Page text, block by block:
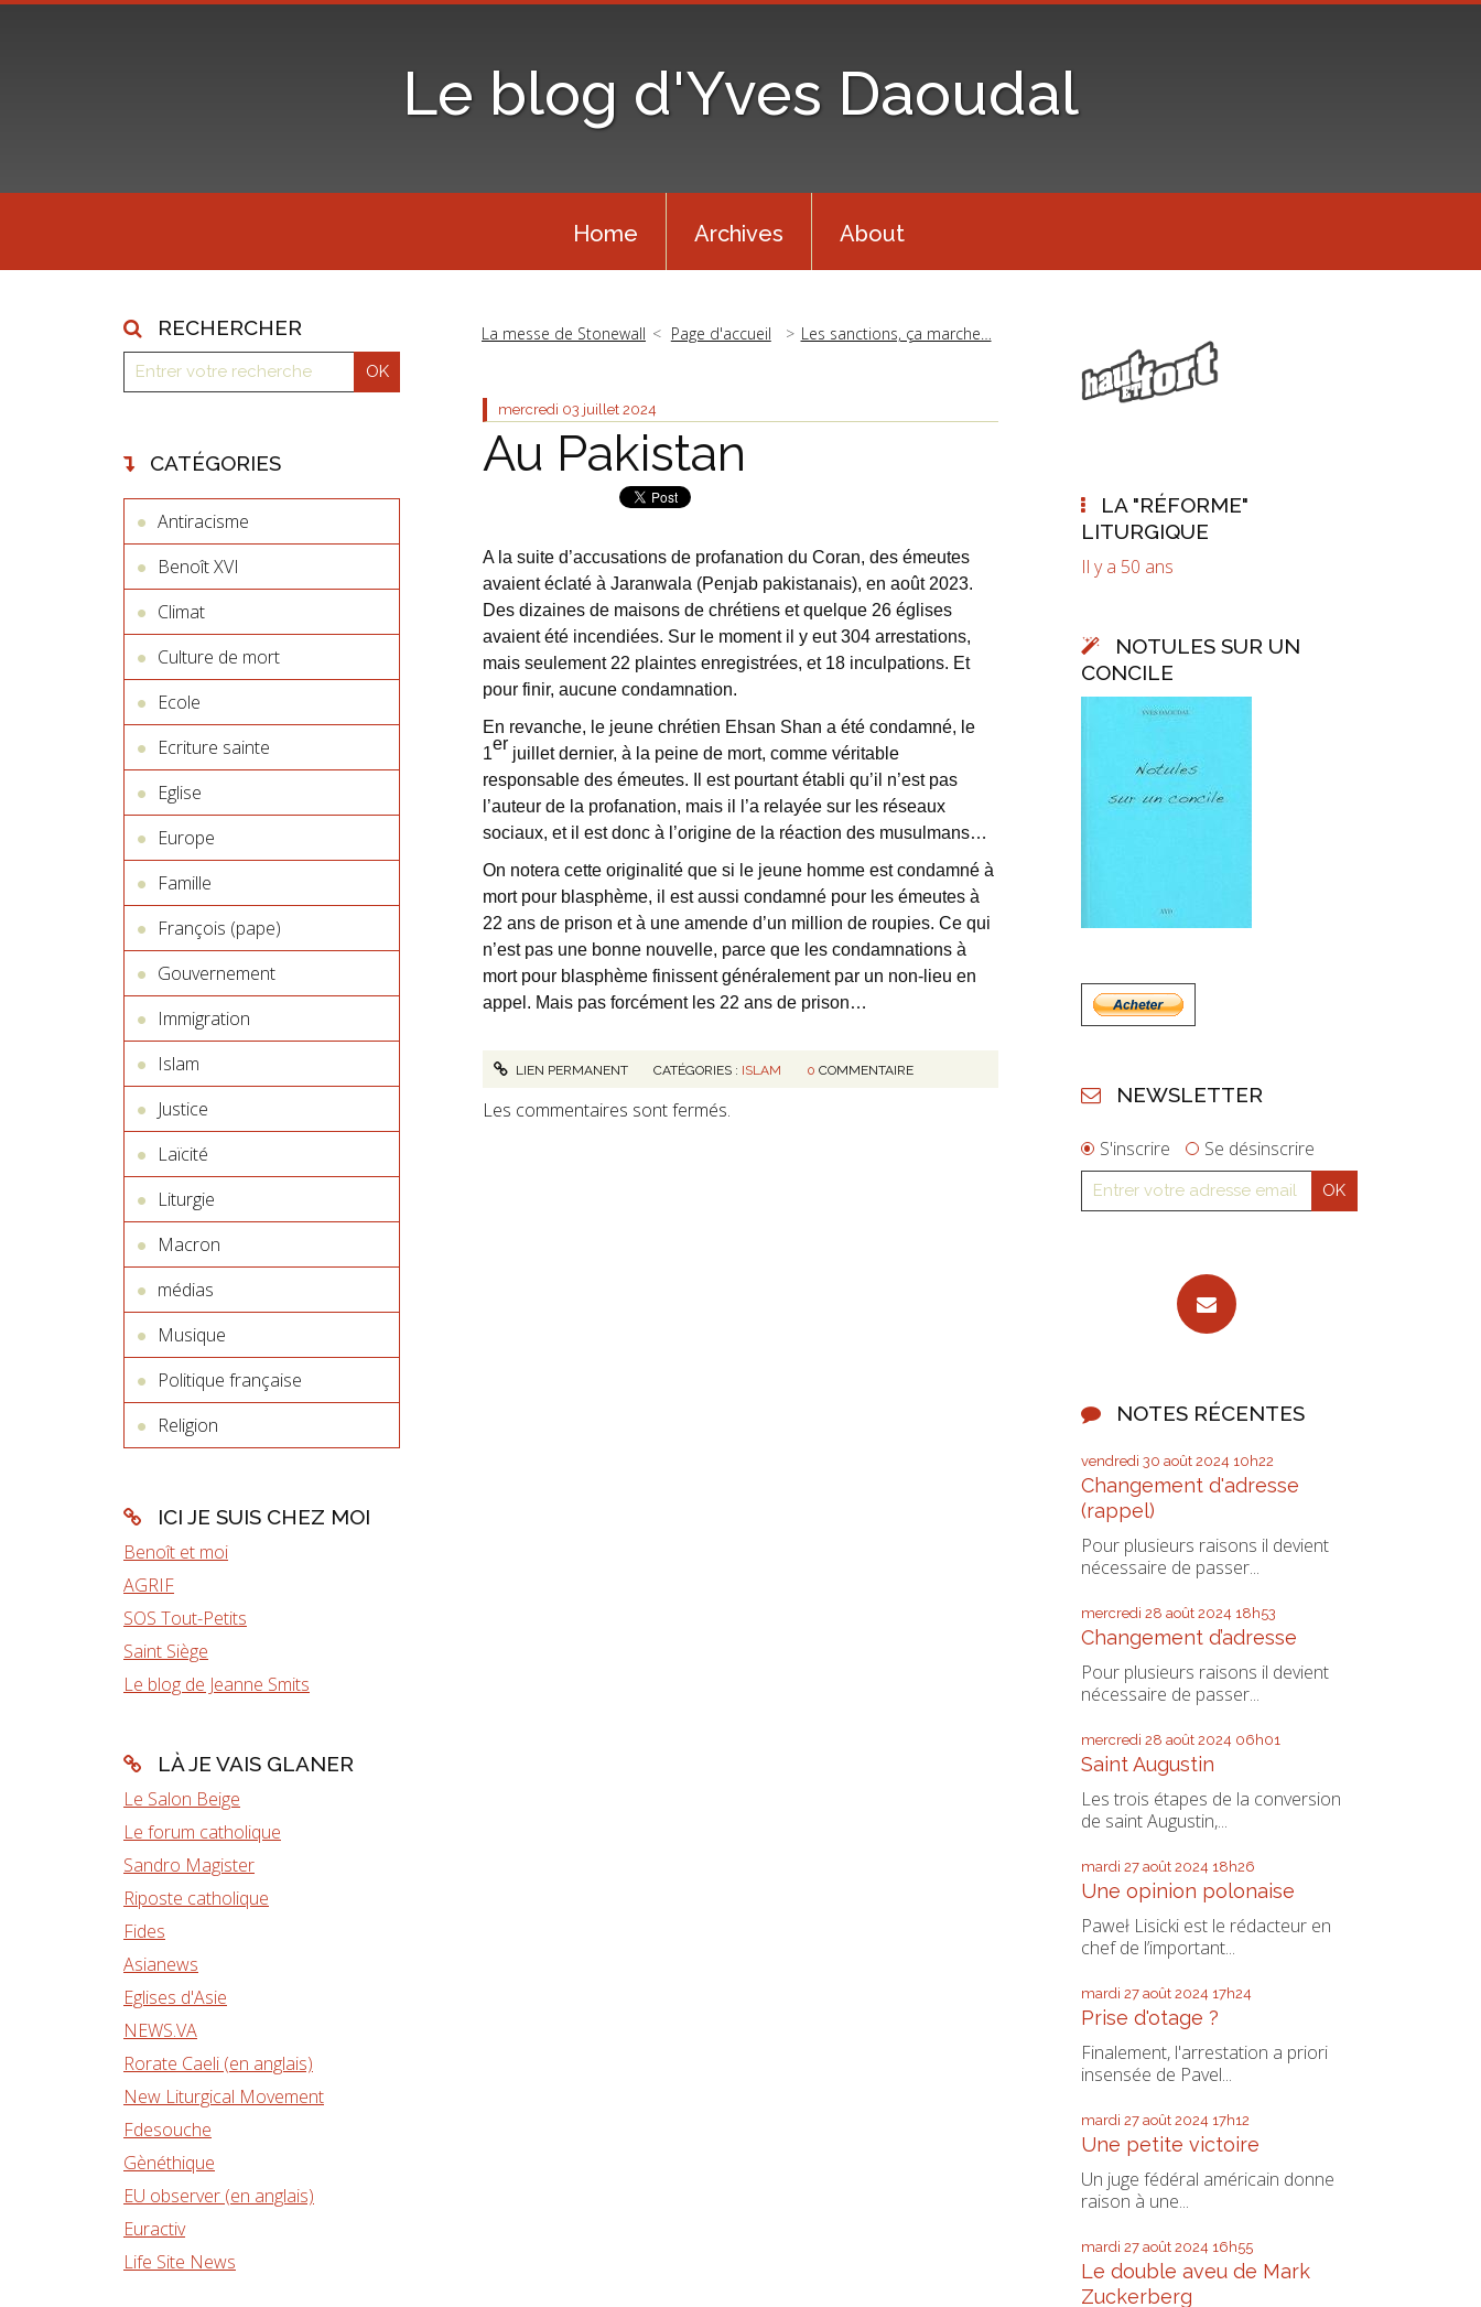
Le blog d'Yves Daoudal
Home Archives About
RECHERCHER
CATÉGORIES
Antiracisme
Benoît XVI
Climat
Culture de mort
Ecole
Ecriture sainte
Eglise
Europe
Famille
François (pape)
Gouvernement
Immigration
Islam
Justice
Laïcité
Liturgie
Macron
médias
Musique
Politique française
Religion
ICI JE SUIS CHEZ MOI
Benoît et moi
AGRIF
SOS Tout-Petits
Saint Siège
Le blog de Jeanne Smits
LÀ JE VAIS GLANER
Le Salon Beige
Le forum catholique
Sandro Magister
Riposte catholique
Fides
Asianews
Eglises d'Asie
NEWS.VA
Rorate Caeli (en anglais)
New Liturgical Movement
Fdesouche
Gènéthique
EU observer (en anglais)
Euractiv
Life Site News
La messe de Stonewall Page d'accueil Les sanctions, ça marche…
mercredi 03 juillet 2024
Au Pakistan
A la suite d’accusations de profanation du Coran, des émeutes
avaient éclaté à Jaranwala (Penjab pakistanais), en août 2023.
Des dizaines de maisons de chrétiens et quelque 26 églises
avaient été incendiées. Sur le moment il y eut 304 arrestations,
mais seulement 22 plaintes enregistrées, et 18 inculpations. Et
pour finir, aucune condamnation.
En revanche, le jeune chrétien Ehsan Shan a été condamné, le
1er juillet dernier, à la peine de mort, comme véritable
responsable des émeutes. Il est pourtant établi qu’il n’est pas
l’auteur de la profanation, mais il l’a relayée sur les réseaux
sociaux, et il est donc à l’origine de la réaction des musulmans…
On notera cette originalité que si le jeune homme est condamné à
mort pour blasphème, il est aussi condamné pour les émeutes à
22 ans de prison et à une amende d’un million de roupies. Ce qui
n’est pas une bonne nouvelle, parce que les condamnations à
mort pour blasphème finissent généralement par un non-lieu en
appel. Mais pas forcément les 22 ans de prison…
LIEN PERMANENT CATÉGORIES : ISLAM 0 COMMENTAIRE
Les commentaires sont fermés.
LA "RÉFORME"
LITURGIQUE
Il y a 50 ans
NOTULES SUR UN
CONCILE
NEWSLETTER
S'inscrire Se désinscrire
NOTES RÉCENTES
vendredi 30 août 2024 10h22
Changement d'adresse
(rappel)
Pour plusieurs raisons il devient
nécessaire de passer...
mercredi 28 août 2024 18h53
Changement d’adresse
Pour plusieurs raisons il devient
nécessaire de passer...
mercredi 28 août 2024 06h01
Saint Augustin
Les trois étapes de la conversion
de saint Augustin,...
mardi 27 août 2024 18h26
Une opinion polonaise
Paweł Lisicki est le rédacteur en
chef de l’important...
mardi 27 août 2024 17h24
Prise d'otage ?
Finalement, l'arrestation a priori
insensée de Pavel...
mardi 27 août 2024 17h12
Une petite victoire
Un juge fédéral américain donne
raison à une...
mardi 27 août 2024 16h55
Le double aveu de Mark
Zuckerberg